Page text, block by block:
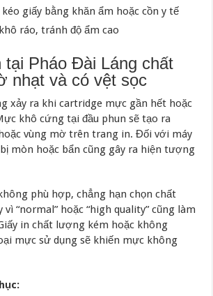
giấy bằng khăn ẩm hoặc cồn y tế
ráo, tránh độ ẩm cao
tại Pháo Đài Láng chất
nhạt và có vệt sọc
xảy ra khi cartridge mực gần hết hoặc
khô cứng tại đầu phun sẽ tạo ra
vùng mờ trên trang in. Đối với máy
mòn hoặc bẩn cũng gây ra hiện tượng
phù hợp, chẳng hạn chọn chất
“normal” hoặc “high quality” cũng làm
in chất lượng kém hoặc không
mực sử dụng sẽ khiến mực không